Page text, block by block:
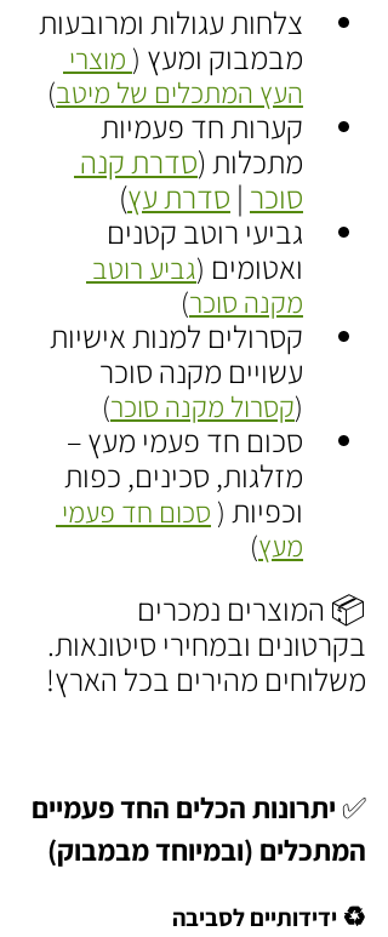
צלחות עגולות ומרובעות
מבמבוק ומעץ ( מוצרי
העץ המתכלים של מיטב)
קערות חד פעמיות
מתכלות (סדרת קנה
סוכר | סדרת עץ)
גביעי רוטב קטנים
ואטומים (גביע רוטב
מקנה סוכר)
קסרולים למנות אישיות
עשויים מקנה סוכר
(קסרול מקנה סוכר)
סכום חד פעמי מעץ –
מזלגות, סכינים, כפות
וכפיות ( סכום חד פעמי
מעץ)
📦 המוצרים נמכרים
בקרטונים ובמחירי סיטונאות.
משלוחים מהירים בכל הארץ!
✅ יתרונות הכלים החד פעמיים
המתכלים (ובמיוחד מבמבוק)
♻️ ידידותיים לסביבה